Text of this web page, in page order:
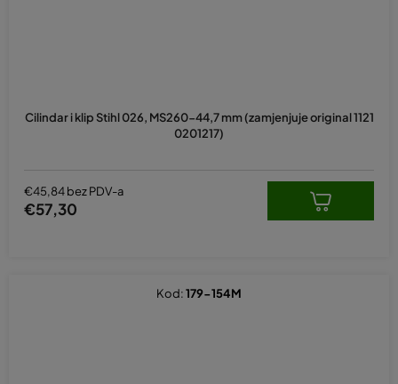
Cilindar i klip Stihl 026, MS260-44,7 mm (zamjenjuje original 1121
0201217)
€45,84 bez PDV-a
€57,30
Kod:179-154M